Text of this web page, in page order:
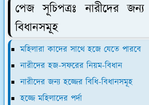
পেজ সূচিপত্রঃ নারীদের
বিধানসমূহ
মহিলারা কাদের সাথে হজে যেতে পারবে
নারীদের হজ-সফরের নিয়ম-বিধান
নারীদের জন্য হজ্জের বিধি-বিধানসমূহ
হজ্জে মহিলাদের পর্দা